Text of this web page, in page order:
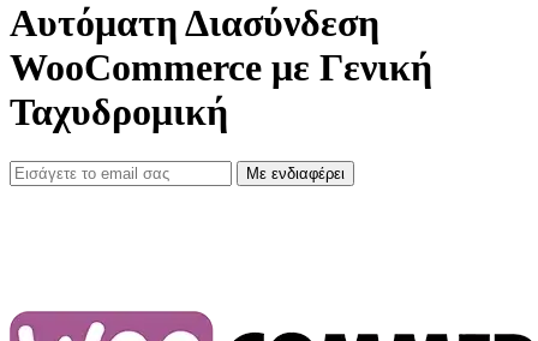
Αυτόματη Διασύνδεση
WooCommerce με Γενική
Ταχυδρομική
Με ενδιαφέρει